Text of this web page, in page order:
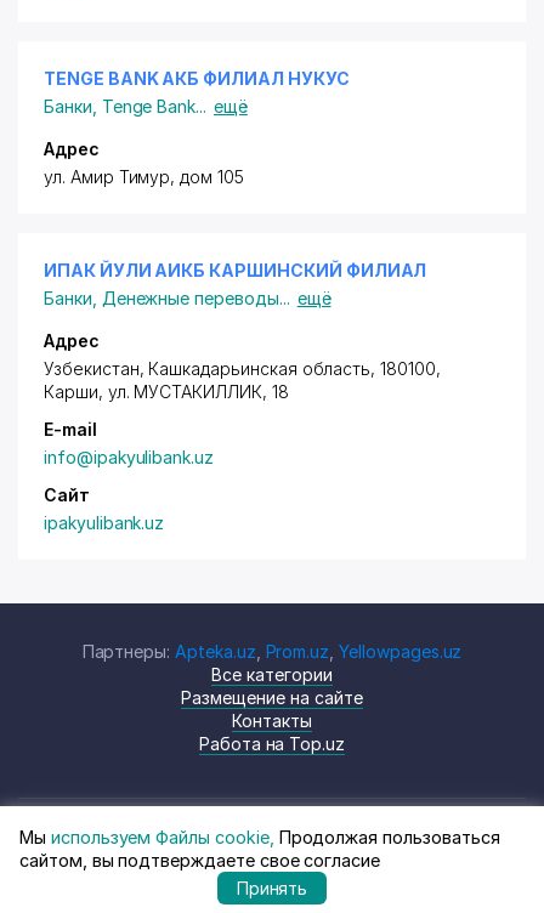
TENGE BANK АКБ ФИЛИАЛ НУКУС
Банки Tenge Bank... ещё
Адрес
ул. Амир Тимур, дом 105
ИПАК ЙУЛИ АИКБ КАРШИНСКИЙ ФИЛИАЛ
Банки Денежные переводы... ещё
Адрес
Узбекистан, Кашкадарьинская область, 180100,
Карши, ул. МУСТАКИЛЛИК, 18
E-mail
info@ipakyulibank.uz
Сайт
ipakyulibank.uz
Партнеры: Apteka.uz Prom.uz ,Yellowpages.uz
Все категории
Размещение на сайте
Контакты
Работа на Top.uz
© Top.uz, 2024 Каталог компаний
Узбекистана
Политика
конфиденциальности
Мы используем Файлы cookie, Продолжая пользоваться
сайтом, вы подтверждаете свое согласие
Принять